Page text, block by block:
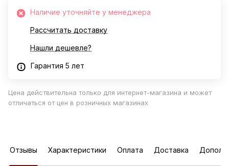
Наличие уточняйте у менеджера
Рассчитать доставку
Нашли дешевле?
Гарантия 5 лет
Цена действительна только для интернет-магазина и может
отличаться от цен в розничных магазинах
Отзывы Характеристики Оплата Доставка